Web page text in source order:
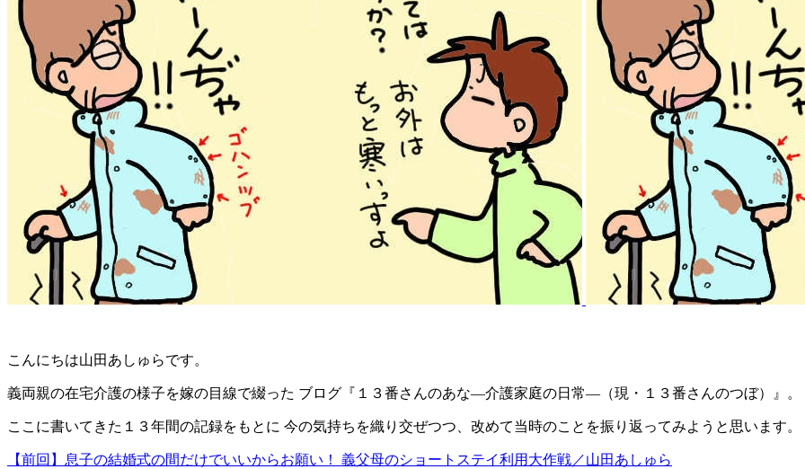
こんにちは山田あしゅらです。
義両親の在宅介護の様子を嫁の目線で綴った ブログ『１３番さんのあな―介護家庭の日常―（現・１３番さんのつぼ）』。
ここに書いてきた１３年間の記録をもとに 今の気持ちを織り交ぜつつ、改めて当時のことを振り返ってみようと思います。
【前回】息子の結婚式の間だけでいいからお願い！ 義父母のショートステイ利用大作戦／山田あしゅら